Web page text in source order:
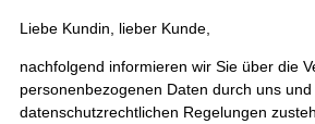
Liebe Kundin, lieber Kunde,
nachfolgend informieren wir Sie über die
personenbezogenen Daten durch uns
datenschutzrechtlichen Regelungen